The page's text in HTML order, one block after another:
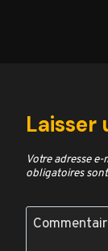
Laisser
Votre adresse
obligatoires